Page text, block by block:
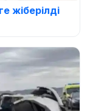
жіберілді